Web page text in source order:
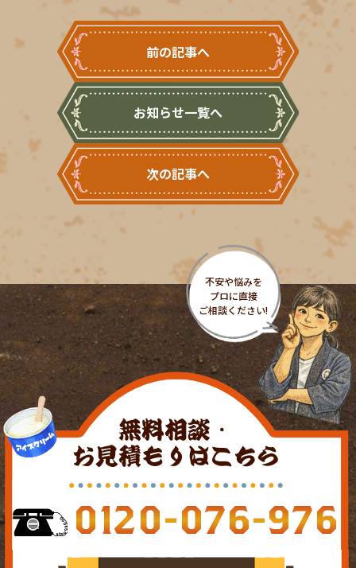
前の記事へ
お知らせ一覧へ
次の記事へ
無料相談・
お見積もりはこちら
0120-076-976